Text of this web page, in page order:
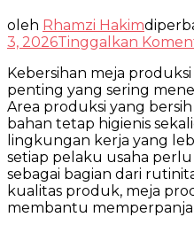
oleh Rhamzi Hakim
3, 2026Tinggalkan
Kebersihan meja
penting yang sering
Area produksi yang
bahan tetap higienis
lingkungan kerja yang
setiap pelaku usaha
sebagai bagian dari
kualitas produk, meja
membantu